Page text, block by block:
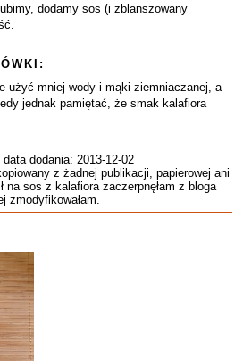
dodamy sos (i zblanszowany
użyć mniej wody i mąki ziemniaczanej, a
jednak pamiętać, że smak kalafiora
dodania: 2013-12-02
z żadnej publikacji, papierowej ani
na sos z kalafiora zaczerpnęłam z bloga
zmodyfikowałam.